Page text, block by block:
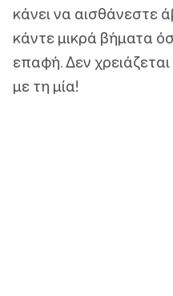
κάνει να αισθάνεστε
κάντε μικρά βήματα
επαφή. Δεν
με τη μία!